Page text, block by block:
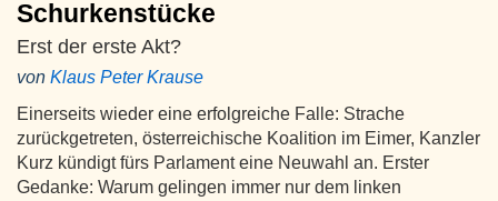
Schurkenstücke
Erst der erste Akt?
von Klaus Peter Krause
Einerseits wieder eine erfolgreiche Falle: Strache
zurückgetreten, österreichische Koalition im Eimer, Kanzler
Kurz kündigt fürs Parlament eine Neuwahl an. Erster
Gedanke: Warum gelingen immer nur dem linken